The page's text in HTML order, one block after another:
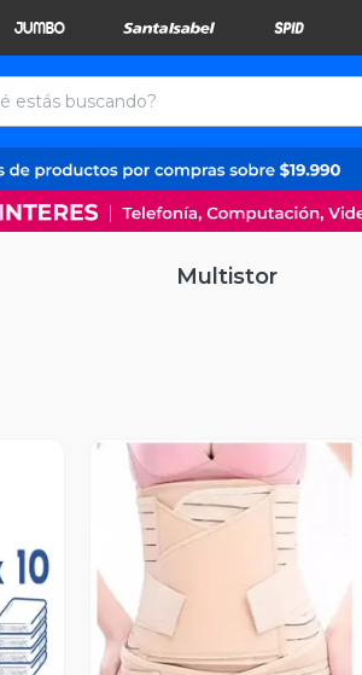
Multistor
Vista Previa